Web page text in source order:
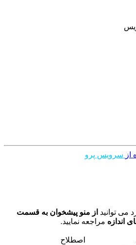
از سرویس پرو
می توانید از منو پیشخوان به قسمت
اندازه مراجعه نمایید.
اصطلاح